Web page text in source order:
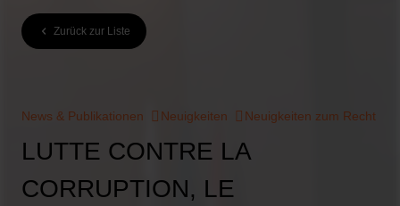
Zurück zur Liste
News & Publikationen Neuigkeiten Neuigkeiten zum Recht
LUTTE CONTRE LA
CORRUPTION, LE